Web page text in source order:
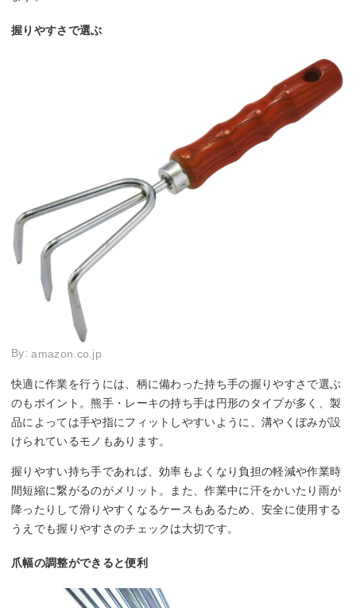
握りやすさで選ぶ
By:amazon.co.jp
快適に作業を行うには、柄に備わった持ち手の握りやすさで選ぶ
のもポイント。熊手・レーキの持ち手は円形のタイプが多く、製
品によっては手や指にフィットしやすいように、溝やくぼみが設
けられているモノもあります。
握りやすい持ち手であれば、効率もよくなり負担の軽減や作業時
間短縮に繋がるのがメリット。また、作業中に汗をかいたり雨が
降ったりして滑りやすくなるケースもあるため、安全に使用する
うえでも握りやすさのチェックは大切です。
爪幅の調整ができると便利